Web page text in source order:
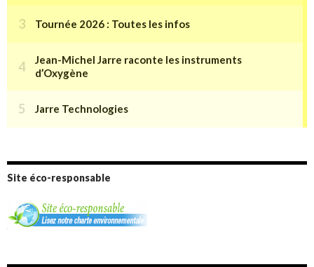
Site éco-responsable